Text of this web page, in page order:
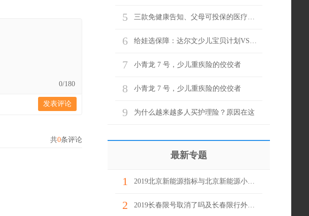
0/180
发表评论
共0条评论
5 三款免健康告知、父母可投保的医疗险，哪款更适合？
6 给娃选保障：达尔文少儿宝贝计划VS君龙小青龙7号，谁更值得选？
7 小青龙 7 号，少儿重疾险的佼佼者
8 小青龙 7 号，少儿重疾险的佼佼者
9 为什么越来越多人买护理险？原因在这
最新专题
1 2019北京新能源指标与北京新能源小客车目录
2 2019长春限号取消了吗及长春限行外地车牌